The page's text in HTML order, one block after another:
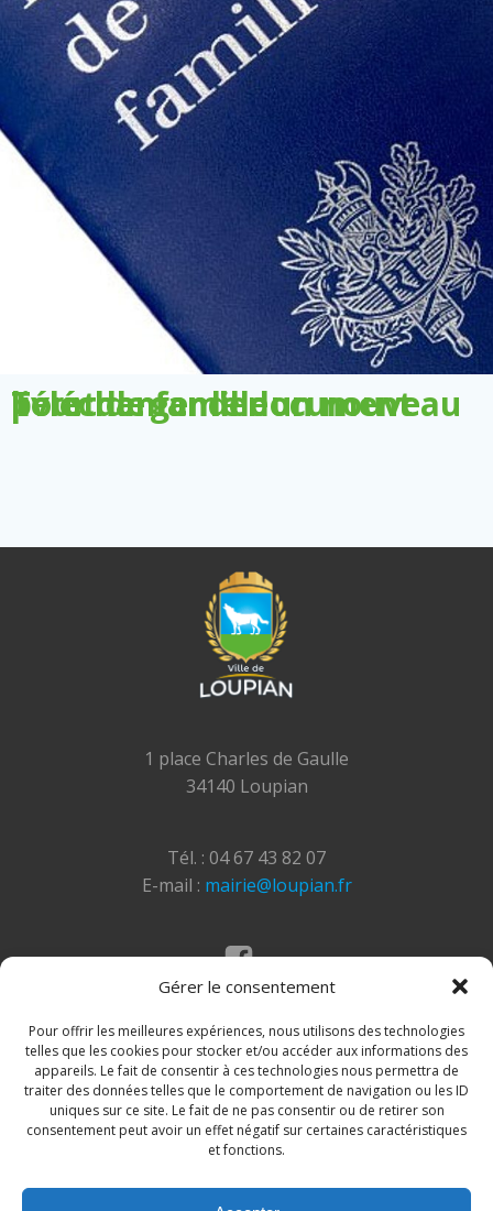
Gérer le consentement
Pour offrir les meilleures expériences, nous utilisons des technologies
telles que les cookies pour stocker et/ou accéder aux informations des
appareils. Le fait de consentir à ces technologies nous permettra de
traiter des données telles que le comportement de navigation ou les ID
uniques sur ce site. Le fait de ne pas consentir ou de retirer son
consentement peut avoir un effet négatif sur certaines caractéristiques
et fonctions.
Télécharger le document pour demander un nouveau livret de famille
1 place Charles de Gaulle
34140 Loupian
Tél. : 04 67 43 82 07
E-mail : mairie@loupian.fr